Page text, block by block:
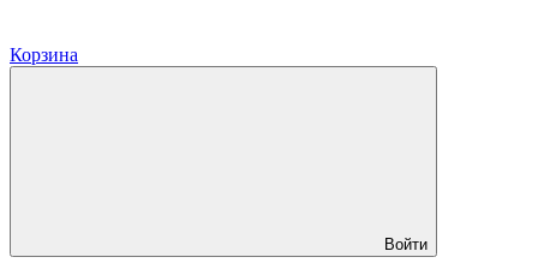
Корзина
Войти